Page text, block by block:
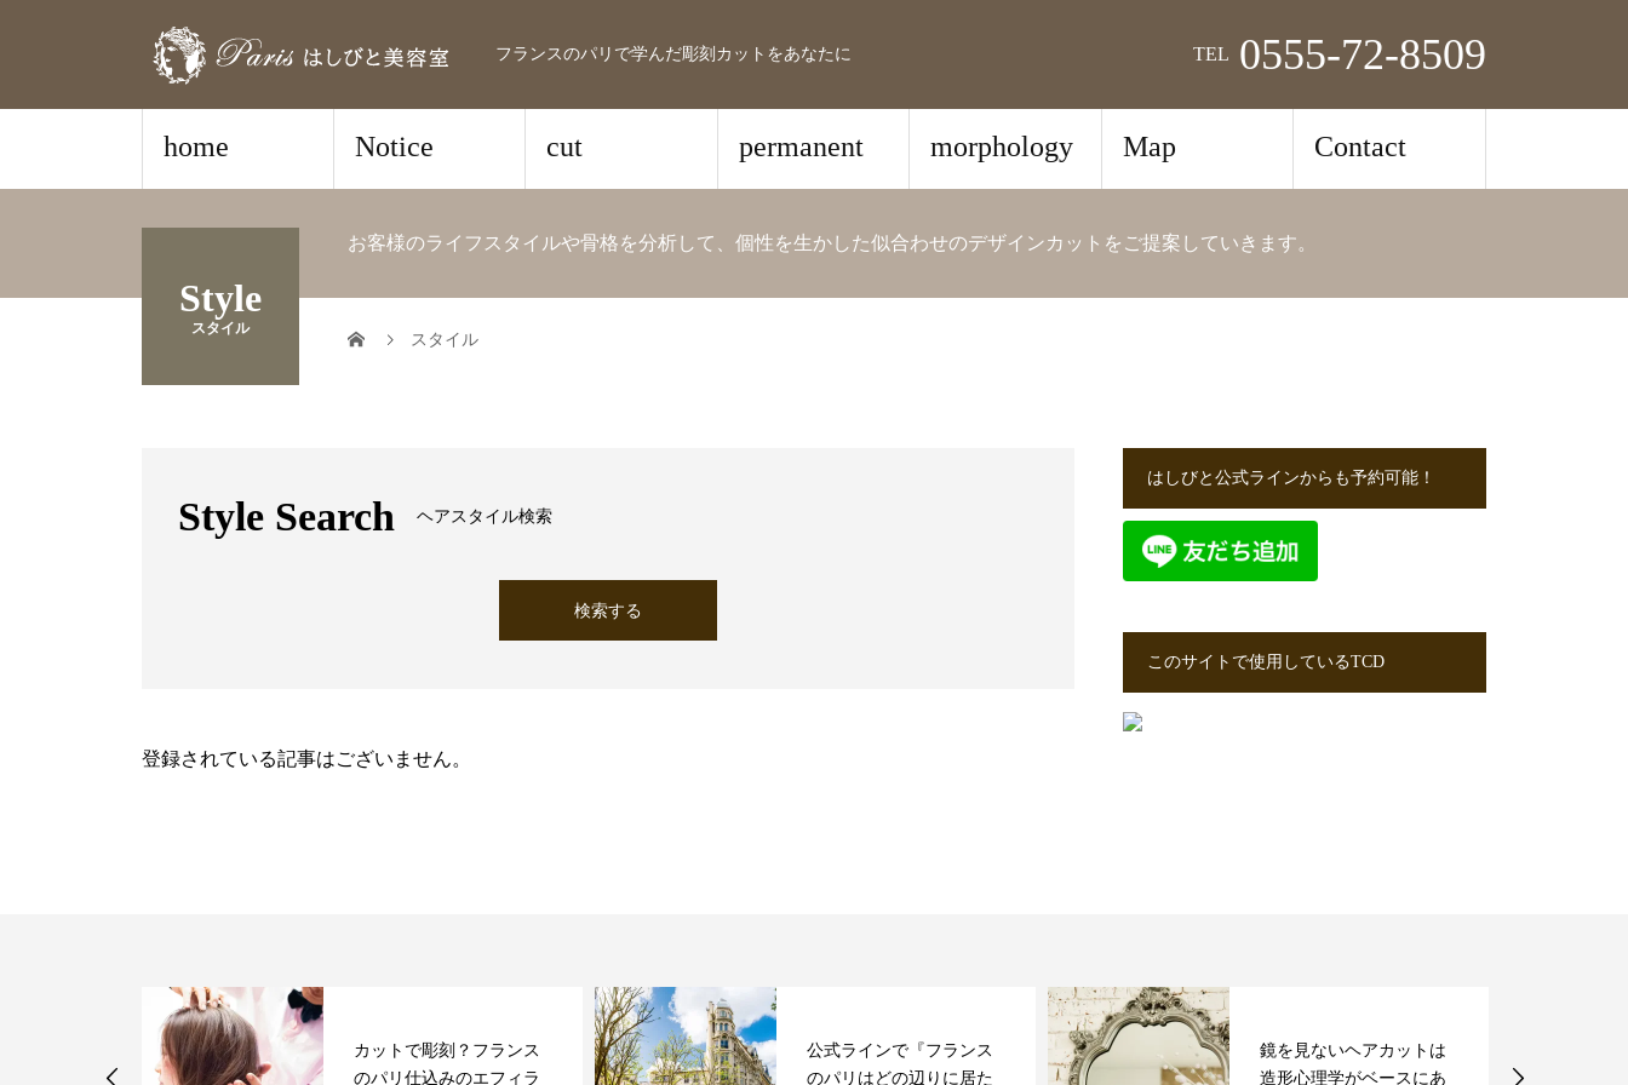
フランスのパリで学んだ彫刻カットをあなたに TEL 0555-72-8509
home Notice cut permanent morphology Map Contact
Style
スタイル
お客様のライフスタイルや骨格を分析して、個性を生かした似合わせのデザインカットをご提案していきます。
スタイル
Style Search ヘアスタイル検索
登録されている記事はございません。
はしびと公式ラインからも予約可能！
このサイトで使用しているTCD
カットで彫刻？フランス
のパリ仕込みのエフィラ
公式ラインで『フランス
のパリはどの辺りに居た
鏡を見ないヘアカットは
造形心理学がベースにあ